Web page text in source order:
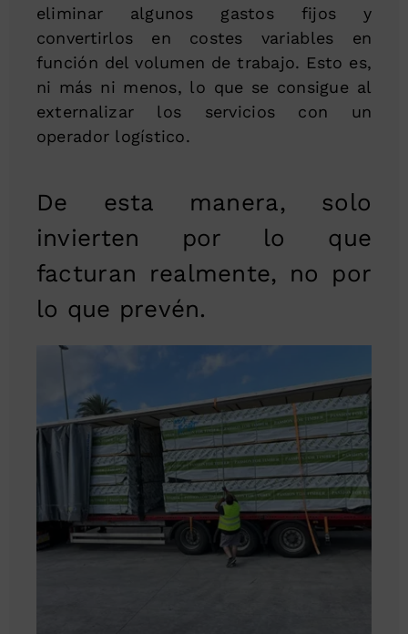
eliminar algunos gastos fijos y
convertirlos en costes variables en
función del volumen de trabajo. Esto es,
ni más ni menos, lo que se consigue al
externalizar los servicios con un
operador logístico.
De esta manera, solo
invierten por lo que
facturan realmente, no por
lo que prevén.